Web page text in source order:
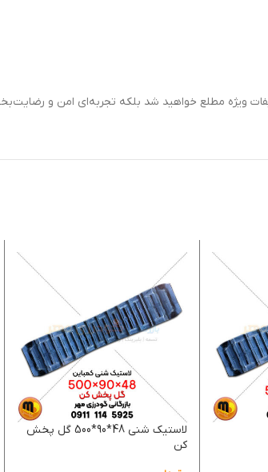
ویژه مطلع خواهید شد بلکه تجربه‌ای امن و
لاستیک شنی 48*90*500 گل پخش
کن